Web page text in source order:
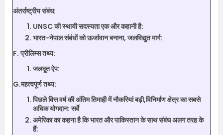
अंतर्राष्ट्रीय संबंध:
UNSC की स्थायी सदस्यता एक और कहानी है:
भारत-नेपाल संबंधों को ऊर्जावान बनाना, जलविद्युत मार्ग:
F. प्रीलिम्स तथ्य:
जलदूत ऐप:
G.महत्वपूर्ण तथ्य:
पिछले वित्त वर्ष की अंतिम तिमाही में नौकरियां बढ़ी,विनिर्माण क्षेत्र का सबसे
अधिक योगदान: सर्वे
अमेरिका का कहना है कि भारत और पाकिस्तान के साथ संबंध अलग तरह के
हैं: